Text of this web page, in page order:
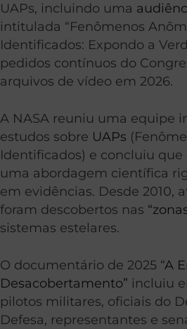
UAPs, incluindo uma
intitulada “Fenômenos
Identificados: Expondo a
pedidos contínuos do
arquivos de vídeo em 2026.
A NASA reuniu uma equipe
estudos sobre UAPs
Identificados) e concluiu
uma abordagem científica
em evidências. Desde 2010,
foram descobertos nas
sistemas estelares.
O documentário de 2025 “A
Desacobertamento” incluiu
pilotos militares, oficiais do
Defesa, representantes e